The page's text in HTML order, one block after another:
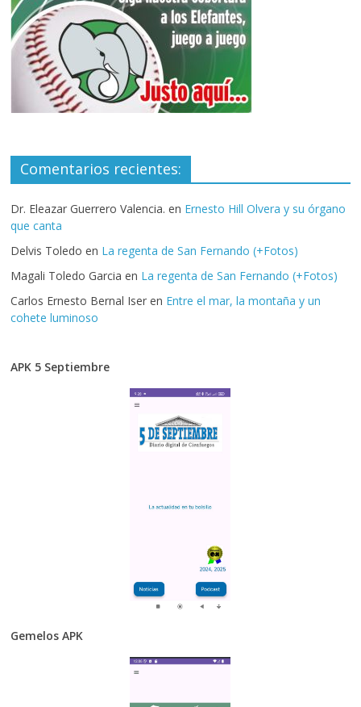
Comentarios recientes:
Dr. Eleazar Guerrero Valencia. en Ernesto Hill Olvera y su órgano
que canta
Delvis Toledo en La regenta de San Fernando (+Fotos)
Magali Toledo Garcia en La regenta de San Fernando (+Fotos)
Carlos Ernesto Bernal Iser en Entre el mar, la montaña y un
cohete luminoso
APK 5 Septiembre
Gemelos APK